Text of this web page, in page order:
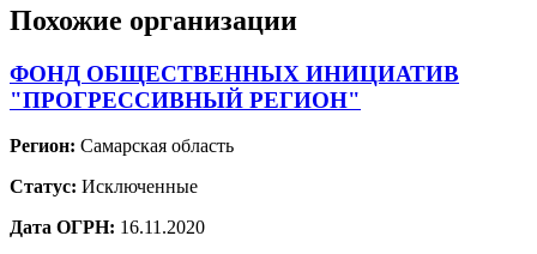
Похожие организации
ФОНД ОБЩЕСТВЕННЫХ ИНИЦИАТИВ
"ПРОГРЕССИВНЫЙ РЕГИОН"
Регион: Самарская область
Статус: Исключенные
Дата ОГРН: 16.11.2020